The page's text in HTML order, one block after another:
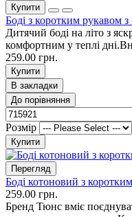
Купити
Боді з коротким рукавом
Дитячий боді на літо з
комфортним у теплі
259.00 грн.
Купити
В закладки
До порівняння
Розмір
Купити
Перегляд
Боді котоновий з
259.00 грн.
Бренд Тюнс вміє